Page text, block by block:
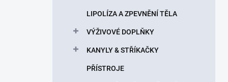
LIPOLÍZA A ZPEVNĚNÍ TĚLA
VÝŽIVOVÉ DOPLŇKY
KANYLY & STŘÍKAČKY
PŘÍSTROJE